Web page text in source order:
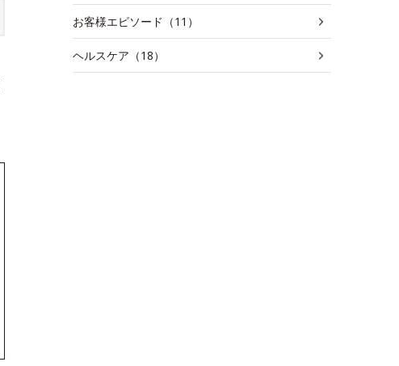
お客様エピソード（11）
ヘルスケア（18）